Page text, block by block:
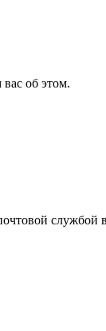
об этом.
службой